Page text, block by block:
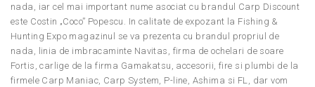
nada, iar cel mai important nume asociat cu brandul Carp Discount
este Costin „Coco” Popescu. In calitate de expozant la Fishing &
Hunting Expo magazinul se va prezenta cu brandul propriul de
nada, linia de imbracaminte Navitas, firma de ochelari de soare
Fortis, carlige de la firma Gamakatsu, accesorii, fire si plumbi de la
firmele Carp Maniac, Carp System, P-line, Ashima si FL, dar vom